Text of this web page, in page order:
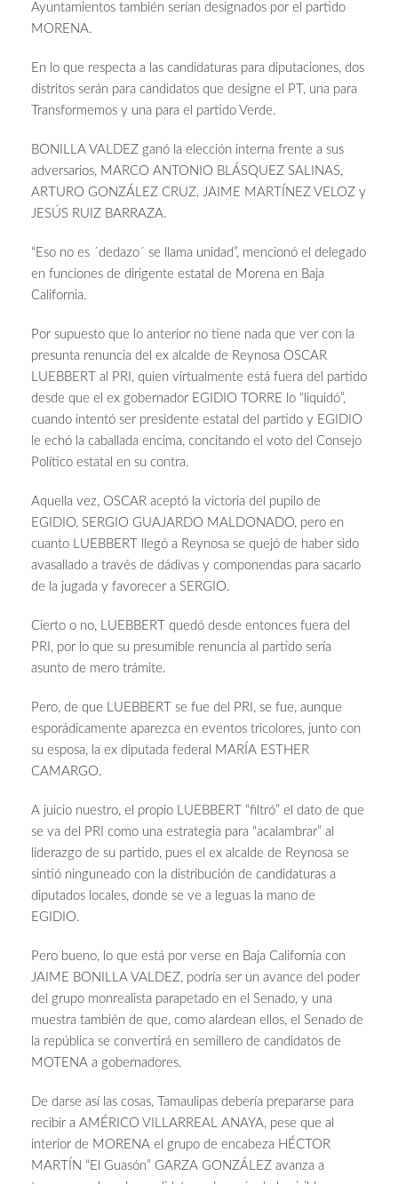
Ayuntamientos también serían designados por el partido
MORENA.
En lo que respecta a las candidaturas para diputaciones, dos
distritos serán para candidatos que designe el PT, una para
Transformemos y una para el partido Verde.
BONILLA VALDEZ ganó la elección interna frente a sus
adversarios, MARCO ANTONIO BLÁSQUEZ SALINAS,
ARTURO GONZÁLEZ CRUZ, JAIME MARTÍNEZ VELOZ y
JESÚS RUIZ BARRAZA.
“Eso no es ´dedazo´ se llama unidad”, mencionó el delegado
en funciones de dirigente estatal de Morena en Baja
California.
Por supuesto que lo anterior no tiene nada que ver con la
presunta renuncia del ex alcalde de Reynosa OSCAR
LUEBBERT al PRI, quien virtualmente está fuera del partido
desde que el ex gobernador EGIDIO TORRE lo “liquidó”,
cuando intentó ser presidente estatal del partido y EGIDIO
le echó la caballada encima, concitando el voto del Consejo
Político estatal en su contra.
Aquella vez, OSCAR aceptó la victoria del pupilo de
EGIDIO, SERGIO GUAJARDO MALDONADO, pero en
cuanto LUEBBERT llegó a Reynosa se quejó de haber sido
avasallado a través de dádivas y componendas para sacarlo
de la jugada y favorecer a SERGIO.
Cierto o no, LUEBBERT quedó desde entonces fuera del
PRI, por lo que su presumible renuncia al partido sería
asunto de mero trámite.
Pero, de que LUEBBERT se fue del PRI, se fue, aunque
esporádicamente aparezca en eventos tricolores, junto con
su esposa, la ex diputada federal MARÍA ESTHER
CAMARGO.
A juicio nuestro, el propio LUEBBERT “filtró” el dato de que
se va del PRI como una estrategia para “acalambrar” al
liderazgo de su partido, pues el ex alcalde de Reynosa se
sintió ninguneado con la distribución de candidaturas a
diputados locales, donde se ve a leguas la mano de
EGIDIO.
Pero bueno, lo que está por verse en Baja California con
JAIME BONILLA VALDEZ, podría ser un avance del poder
del grupo monrealista parapetado en el Senado, y una
muestra también de que, como alardean ellos, el Senado de
la república se convertirá en semillero de candidatos de
MOTENA a gobernadores.
De darse así las cosas, Tamaulipas debería prepararse para
recibir a AMÉRICO VILLARREAL ANAYA, pese que al
interior de MORENA el grupo de encabeza HÉCTOR
MARTÍN “El Guasón” GARZA GONZÁLEZ avanza a